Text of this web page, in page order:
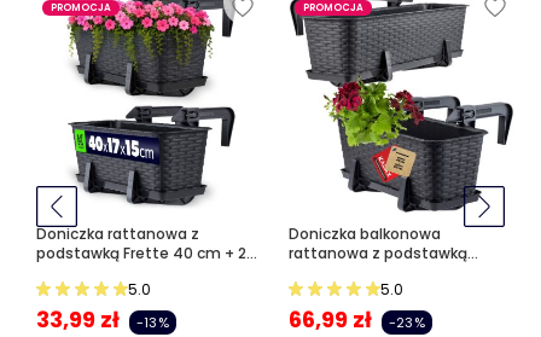
PROMOCJA
Doniczka rattanowa z
podstawką Frette 40 cm + 2
5.0
33,99 zł -13%
PROMOCJA
Doniczka balkonowa
rattanowa z podstawką
antracyt
5.0
66,99 zł -23%